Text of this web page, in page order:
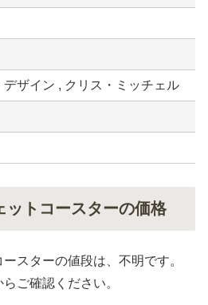
ザイン , クリス・ミッチェル
ットコースターの価格
スターの値段は、不明です。
ご確認ください。